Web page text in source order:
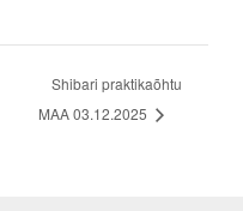
Shibari praktikaõhtu
MAA 03.12.2025